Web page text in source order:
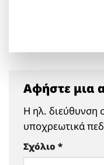
Αφήστε μια
Η ηλ. διεύθυνση
υποχρεωτικά
Σχόλιο *